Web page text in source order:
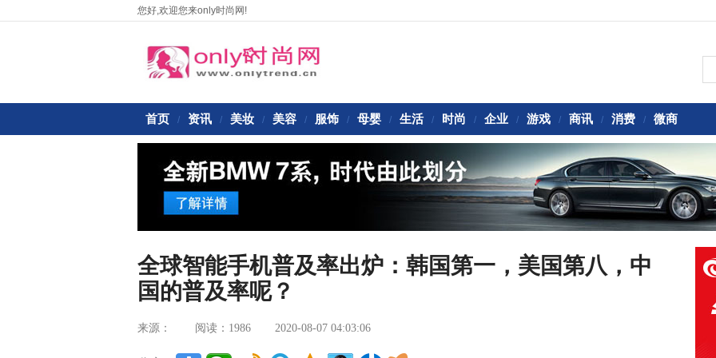
您好,欢迎您来only时尚网!
首页 / 资讯 / 美妆 / 美容 / 服饰 / 母婴 / 生活 / 时尚 / 企业 / 游戏 / 商讯 / 消费 / 微商
全球智能手机普及率出炉：韩国第一，美国第八，中
国的普及率呢？
来源： 阅读：1986 2020-08-07 04:03:06